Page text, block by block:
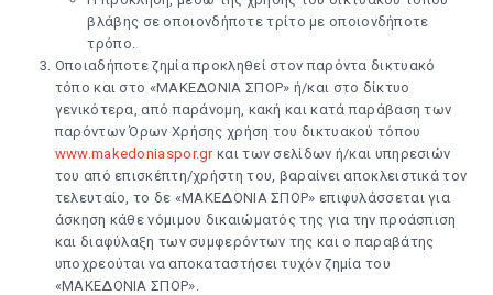
βλάβης σε οποιονδήποτε τρίτο με οποιονδήποτε
τρόπο.
Οποιαδήποτε ζημία προκληθεί στον παρόντα δικτυακό
τόπο και στο «ΜΑΚΕΔΟΝΙΑ ΣΠΟΡ» ή/και στο δίκτυο
γενικότερα, από παράνομη, κακή και κατά παράβαση των
παρόντων Όρων Χρήσης χρήση του δικτυακού τόπου
www.makedoniaspor.grκαι των σελίδων ή/και υπηρεσιών
του από επισκέπτη/χρήστη του, βαραίνει αποκλειστικά τον
τελευταίο, το δε «ΜΑΚΕΔΟΝΙΑ ΣΠΟΡ» επιφυλάσσεται για
άσκηση κάθε νόμιμου δικαιώματός της για την προάσπιση
και διαφύλαξη των συμφερόντων της και ο παραβάτης
υποχρεούται να αποκαταστήσει τυχόν ζημία του
«ΜΑΚΕΔΟΝΙΑ ΣΠΟΡ».